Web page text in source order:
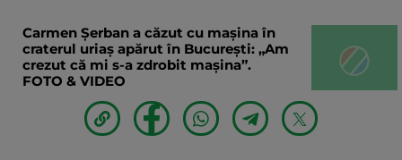
Carmen Șerban a căzut cu mașina în
craterul uriaș apărut în București: „Am
crezut că mi s-a zdrobit mașina”.
FOTO & VIDEO